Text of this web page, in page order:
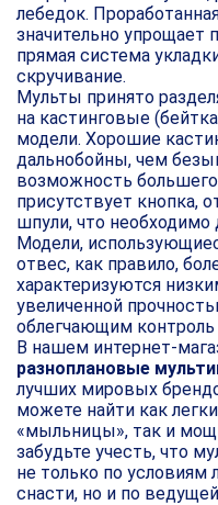
лебедок.
значительно упрощает
прямая система
скручивание.
Мульты принято
на кастинговые
модели. Хорошие
дальнобойны, чем
возможность
присутствует кнопка,
шпули, что необходимо
Модели,
отвес, как правило,
характеризуются
увеличенной
облегчающим контроль
В нашем интернет-
разноплановые
лучших мировых
можете найти как
«мыльницы», так и
забудьте учесть, что
не только по условиям
снасти, но и по